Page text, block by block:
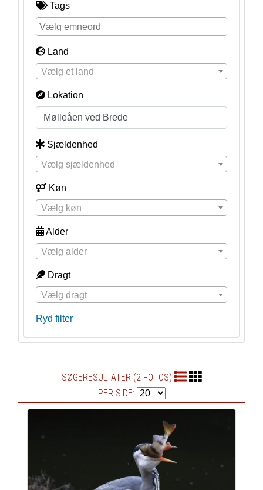
Tags
Land
Vælg et land
Lokation
Sjældenhed
Vælg sjældenhed
Køn
Vælg køn
Alder
Vælg alder
Dragt
Vælg dragt
Ryd filter
SØGERESULTATER (2 FOTOS)
PER SIDE: